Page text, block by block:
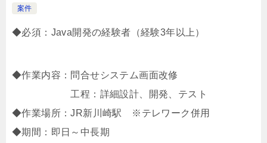
案件
◆必須：Java開発の経験者（経験3年以上）
◆作業内容：問合せシステム画面改修
工程：詳細設計、開発、テスト
◆作業場所：JR新川崎駅 ※テレワーク併用
◆期間：即日～中長期